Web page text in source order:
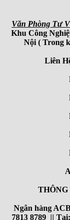
Văn Phòng Tư
Khu Công
Nội ( Trong
Liên
Ngân hàng
7813 8789 ||